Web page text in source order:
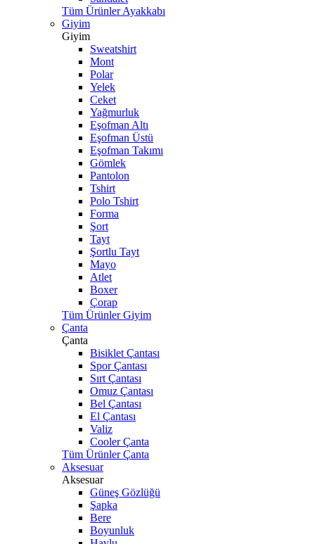
Tüm Ürünler Ayakkabı
Giyim
Giyim
Sweatshirt
Mont
Polar
Yelek
Ceket
Yağmurluk
Eşofman Altı
Eşofman Üstü
Eşofman Takımı
Gömlek
Pantolon
Tshirt
Polo Tshirt
Forma
Şort
Tayt
Şortlu Tayt
Mayo
Atlet
Boxer
Çorap
Tüm Ürünler Giyim
Çanta
Çanta
Bisiklet Çantası
Spor Çantası
Sırt Çantası
Omuz Çantası
Bel Çantası
El Çantası
Valiz
Cooler Çanta
Tüm Ürünler Çanta
Aksesuar
Aksesuar
Güneş Gözlüğü
Şapka
Bere
Boyunluk